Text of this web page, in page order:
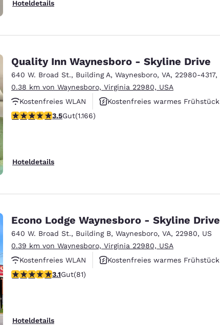
Hoteldetails
Quality Inn Waynesboro - Skyline Drive
640 W. Broad St., Building A, Waynesboro, VA, 22980-4317,
0.38 km von Waynesboro, Virginia 22980, USA
Kostenfreies WLAN
Kostenfreies warmes Frühstück
Haustierfreundlich
3.49-Sterne-Bewertung. Gut. 1166 Bewertungen
3.5Gut(1.166)
Hoteldetails
Econo Lodge Waynesboro - Skyline Drive
640 W. Broad St., Building B, Waynesboro, VA, 22980, US
0.39 km von Waynesboro, Virginia 22980, USA
Kostenfreies WLAN
Kostenfreies warmes Frühstück
Haustierfreundlich
3.14-Sterne-Bewertung. Gut. 81 Bewertungen
3.1Gut(81)
Hoteldetails